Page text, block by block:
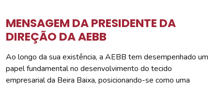
MENSAGEM DA PRESIDENTE DA
DIREÇÃO DA AEBB
Ao longo da sua existência, a AEBB tem desempenhado um
papel fundamental no desenvolvimento do tecido
empresarial da Beira Baixa, posicionando-se como uma